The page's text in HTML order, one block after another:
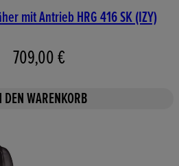
mit Antrieb HRG 416 SK (IZY)
709,00 €
DEN WARENKORB